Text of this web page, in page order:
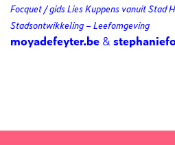
Focquet / gids Lies Kuppens vanuit Stad
Stadsontwikkeling – Leefomgeving
moyadefeyter.be &